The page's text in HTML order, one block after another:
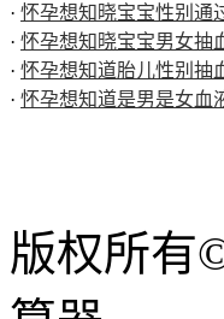
· 怀孕想知晓宝宝性别通
· 怀孕想知晓宝宝男女抽
· 怀孕想知道胎儿性别抽
· 怀孕想知道是男是女血
版权所有